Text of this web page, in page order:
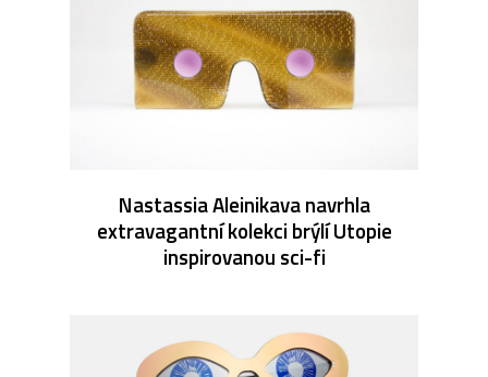
Nastassia Aleinikava navrhla
extravagantní kolekci brýlí Utopie
inspirovanou sci-fi